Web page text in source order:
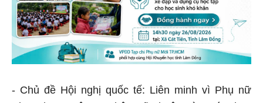
- Chủ đề Hội nghị quốc tế: Liên minh vì Phụ nữ